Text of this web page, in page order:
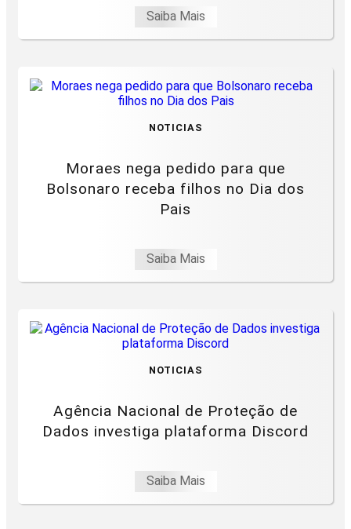
Saiba Mais
NOTICIAS
Moraes nega pedido para que
Bolsonaro receba filhos no Dia dos
Pais
Saiba Mais
NOTICIAS
Agência Nacional de Proteção de
Dados investiga plataforma Discord
Saiba Mais